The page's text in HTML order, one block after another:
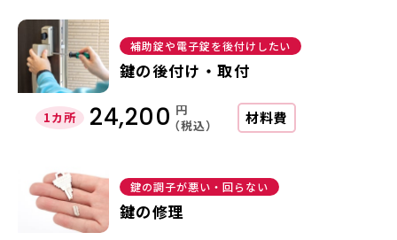
補助錠や電子錠を後付けしたい
鍵の後付け・取付
1カ所 24,200 円
（税込）
材料費
鍵の調子が悪い・回らない
鍵の修理